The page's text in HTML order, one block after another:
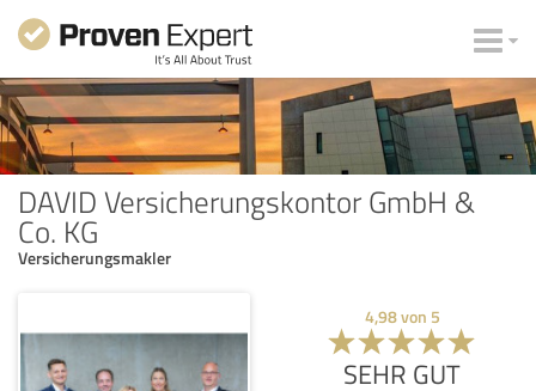
DAVID Versicherungskontor GmbH &
Co. KG
Versicherungsmakler
4,98von 5
SEHR GUT